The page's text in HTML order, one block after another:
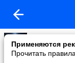
Применяются
Прочитать
Александр
added a photo
09 Jul в 10:54